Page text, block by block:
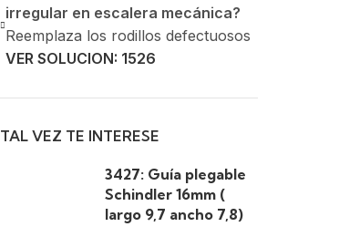
irregular en escalera mecánica?
Reemplaza los rodillos defectuosos
VER SOLUCION: 1526
TAL VEZ TE INTERESE
3427: Guía plegable
Schindler 16mm (
largo 9,7 ancho 7,8)